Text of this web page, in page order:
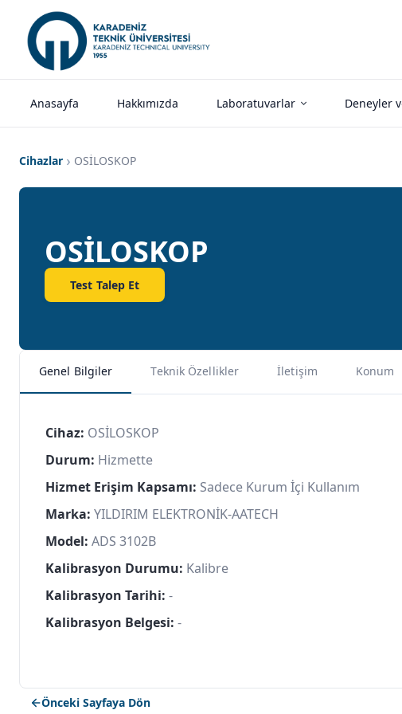
Anasayfa Hakkımızda Laboratuvarlar Deneyler
Cihazlar OSİLOSKOP
OSİLOSKOP
Test Talep Et
Genel Bilgiler Teknik Özellikler İletişim Konum
Cihaz: OSİLOSKOP
Durum: Hizmette
Hizmet Erişim Kapsamı: Sadece Kurum İçi Kullanım
Marka: YILDIRIM ELEKTRONİK-AATECH
Model: ADS 3102B
Kalibrasyon Durumu: Kalibre
Kalibrasyon Tarihi: -
Kalibrasyon Belgesi: -
Önceki Sayfaya Dön